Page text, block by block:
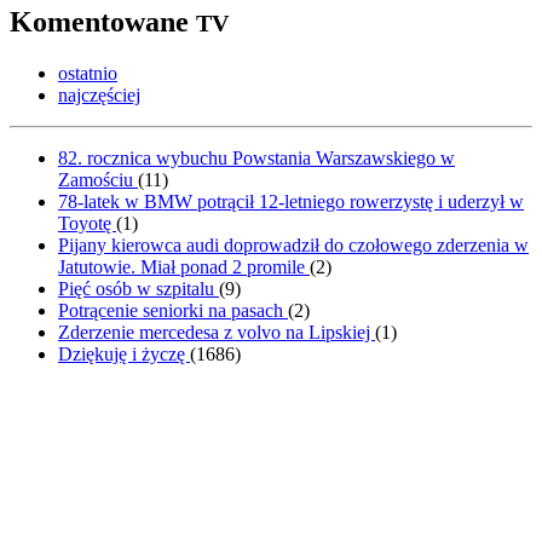
Komentowane TV
ostatnio
najczęściej
82. rocznica wybuchu Powstania Warszawskiego w
Zamościu (11)
78-latek w BMW potrącił 12-letniego rowerzystę i uderzył w
Toyotę (1)
Pijany kierowca audi doprowadził do czołowego zderzenia w
Jatutowie. Miał ponad 2 promile (2)
Pięć osób w szpitalu (9)
Potrącenie seniorki na pasach (2)
Zderzenie mercedesa z volvo na Lipskiej (1)
Dziękuję i życzę (1686)